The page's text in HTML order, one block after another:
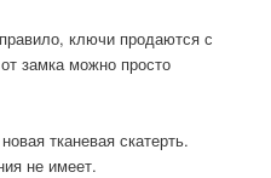
ключи продаются с
замка можно просто
тканевая скатерть.
не имеет.